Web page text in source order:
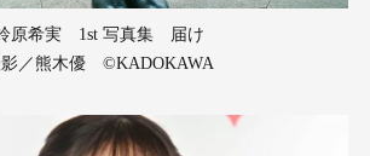
原希実 1st 写真集 届け
／熊木優 ©KADOKAWA